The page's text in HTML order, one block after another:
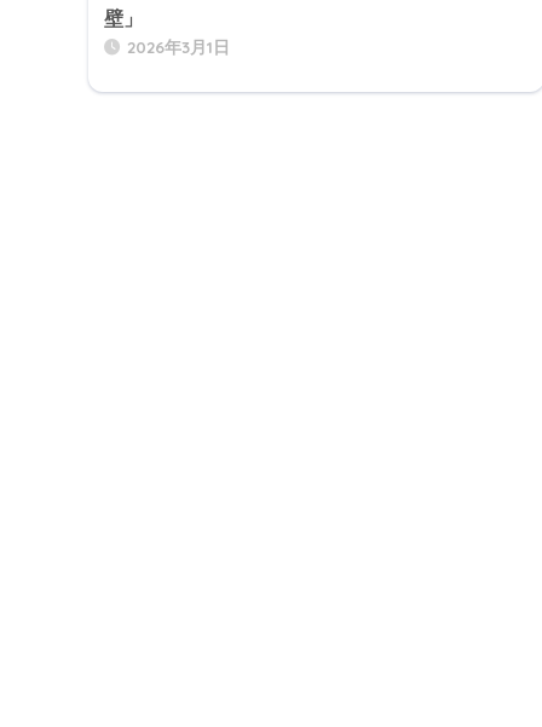
壁」
2026年3月1日